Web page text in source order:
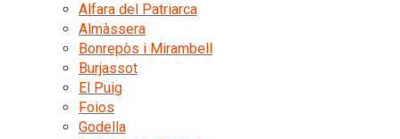
Alfara del Patriarca
Almàssera
Bonrepòs i Mirambell
Burjassot
El Puig
Foios
Godella